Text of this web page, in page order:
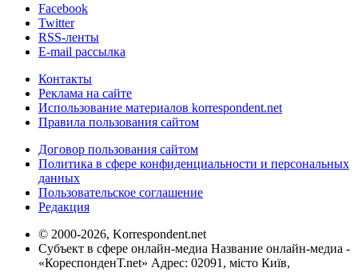
Facebook
Twitter
RSS-ленты
E-mail рассылка
Контакты
Реклама на сайте
Использование материалов korrespondent.net
Правила пользования сайтом
Договор пользования сайтом
Политика в сфере конфиденциальности и персональных
данных
Пользовательское соглашение
Редакция
© 2000-2026, Korrespondent.net
Субъект в сфере онлайн-медиа Название онлайн-медиа -
«КореспонденТ.net» Адрес: 02091, місто Київ,